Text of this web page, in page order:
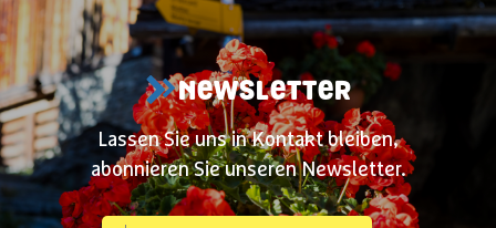
NEWSLETTER
Lassen Sie uns in Kontakt bleiben,
abonnieren Sie unseren Newsletter.